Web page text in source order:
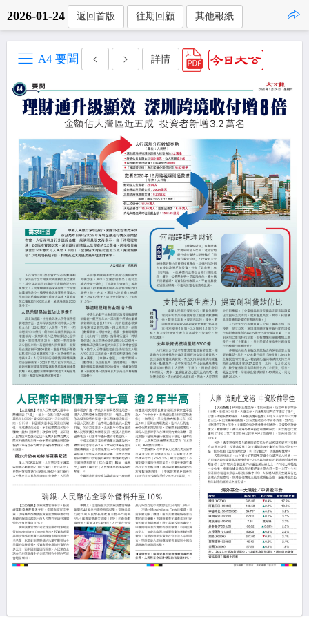
2026-01-24 返回首版 往期回顧 其他報紙
A4 要聞 詳情